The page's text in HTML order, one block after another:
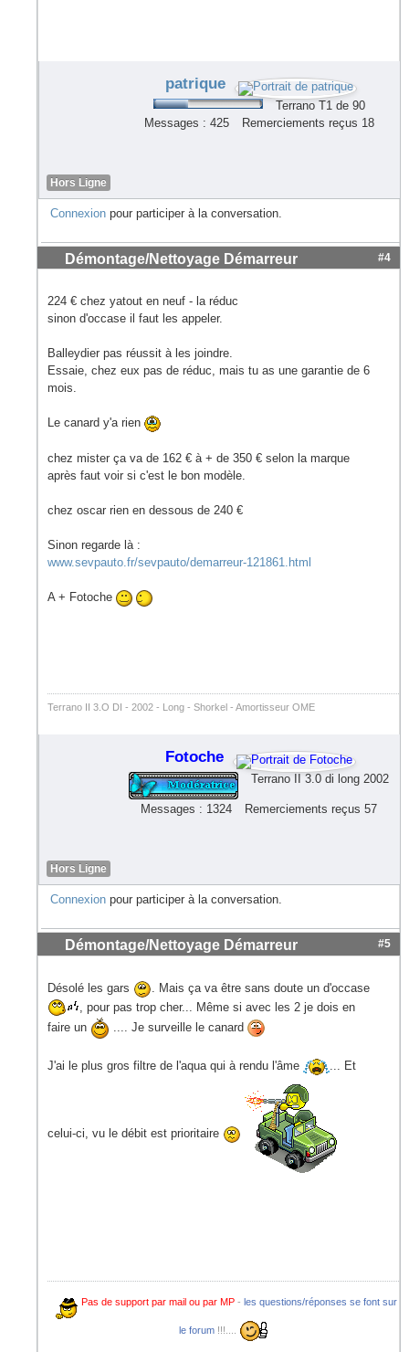
patrique
Terrano T1 de 90
Messages : 425
Remerciements reçus 18
Hors Ligne
Connexion pour participer à la conversation.
Démontage/Nettoyage Démarreur #4
224 € chez yatout en neuf - la réduc
sinon d'occase il faut les appeler.
Balleydier pas réussit à les joindre.
Essaie, chez eux pas de réduc, mais tu as une garantie de 6
mois.
Le canard y'a rien
chez mister ça va de 162 € à + de 350 € selon la marque
après faut voir si c'est le bon modèle.
chez oscar rien en dessous de 240 €
Sinon regarde là :
www.sevpauto.fr/sevpauto/demarreur-121861.html
A + Fotoche
Terrano II 3.O DI - 2002 - Long - Shorkel - Amortisseur OME
Fotoche
Terrano II 3.0 di long 2002
Messages : 1324 Remerciements reçus 57
Hors Ligne
Connexion pour participer à la conversation.
Démontage/Nettoyage Démarreur #5
Désolé les gars
. Mais ça va être sans doute un d'occase
, pour pas trop cher... Même si avec les 2 je dois en
faire un
.... Je surveille le canard
J'ai le plus gros filtre de l'aqua qui à rendu l'âme ... Et
celui-ci, vu le débit est prioritaire
Pas de support par mail ou par MP- les questions/réponses se font sur
le forum!!!....